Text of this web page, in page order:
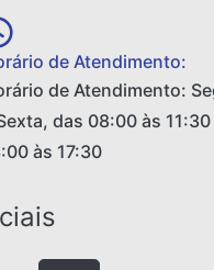
de Atendimento:
de Atendimento:
das 08:00 às 11:30
às 17:30